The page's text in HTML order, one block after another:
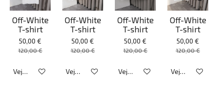
Off-White
T-shirt
50,00 €
120,00 €
Veja detalhes
Off-White
T-shirt
50,00 €
120,00 €
Veja detalhes
Off-White
T-shirt
50,00 €
120,00 €
Veja detalhes
Off-White
T-shirt
50,00 €
120,00 €
Veja detalhes